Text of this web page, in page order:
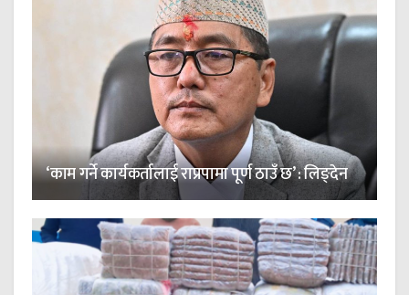
‘काम गर्ने कार्यकर्तालाई राप्रपामा पूर्ण ठाउँ छ’ : लिङ्देन